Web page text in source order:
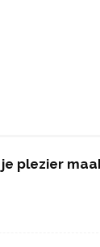
plezier